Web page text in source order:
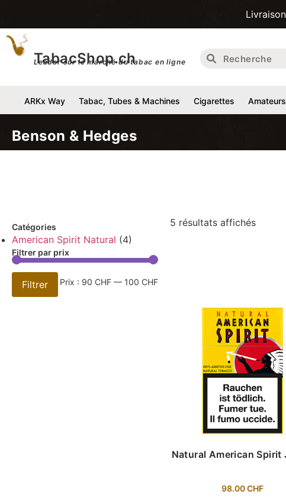
Livraison
TabacShop.ch
Leader sur le marché du tabac en ligne
ARKx Way Tabac, Tubes & Machines Cigarettes
Benson & Hedges
Catégories
American Spirit Natural (4)
Filtrer par prix
Filtrer Prix : 90 CHF — 100 CHF
5 résultats affichés
Natural American Spirit
98.00CHF